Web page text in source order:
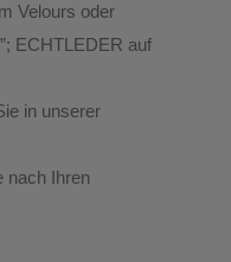
Velours oder
ECHTLEDER auf
in unserer
nach Ihren